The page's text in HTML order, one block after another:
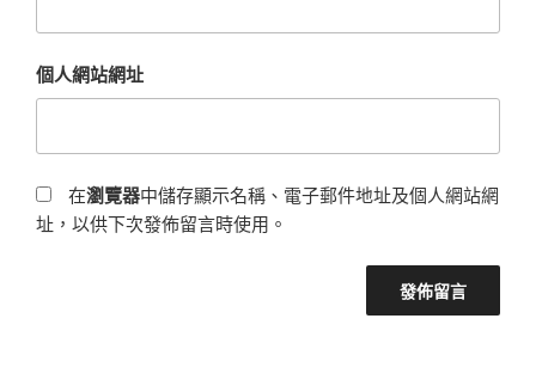
個人網站網址
在瀏覽器中儲存顯示名稱、電子郵件地址及個人網站網
址，以供下次發佈留言時使用。